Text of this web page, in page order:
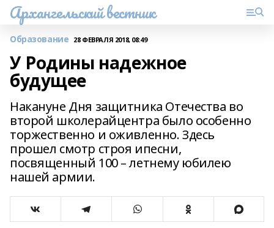
Архангельский вестник
Образование 28 ФЕВРАЛЯ 2018, 08:49
У Родины надежное
будущее
Накануне Дня защитника Отечества во
второй школерайцентра было особенно
торжественно и оживленно. Здесь
прошел смотр строя ипесни,
посвященный 100 – летнему юбилею
нашей армии.